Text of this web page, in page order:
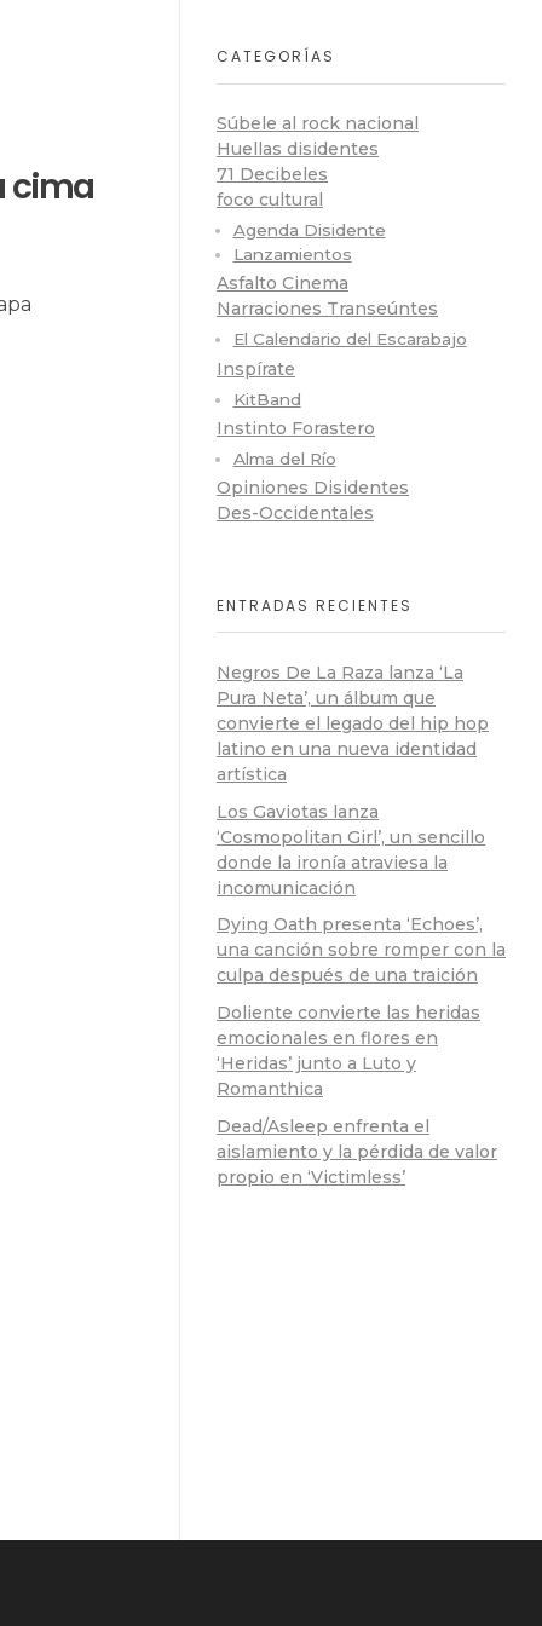
cima
CATEGORÍAS
Súbele al rock nacional
Huellas disidentes
71 Decibeles
foco cultural
Agenda Disidente
Lanzamientos
Asfalto Cinema
Narraciones Transeúntes
El Calendario del Escarabajo
Inspírate
KitBand
Instinto Forastero
Alma del Río
Opiniones Disidentes
Des-Occidentales
ENTRADAS RECIENTES
Negros De La Raza lanza ‘La
Pura Neta’, un álbum que
convierte el legado del hip hop
latino en una nueva identidad
artística
Los Gaviotas lanza
‘Cosmopolitan Girl’, un sencillo
donde la ironía atraviesa la
incomunicación
Dying Oath presenta ‘Echoes’,
una canción sobre romper con la
culpa después de una traición
Doliente convierte las heridas
emocionales en flores en
‘Heridas’ junto a Luto y
Romanthica
Dead/Asleep enfrenta el
aislamiento y la pérdida de valor
propio en ‘Victimless’